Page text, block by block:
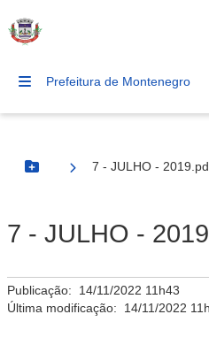
Prefeitura de Montenegro
Botão Menu
7 - JULHO -
7 - JULHO -
Publicação: 14/11/2022 11h43
Última modificação: 14/11/2022